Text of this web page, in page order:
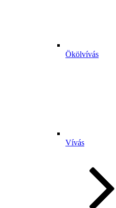
Ökölvívás
Vívás